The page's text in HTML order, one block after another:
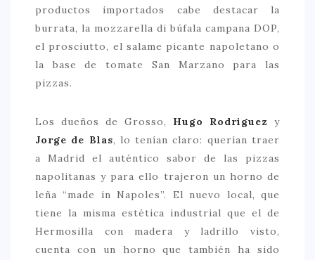
productos importados cabe destacar la
burrata, la mozzarella di búfala campana DOP,
el prosciutto, el salame picante napoletano o
la base de tomate San Marzano para las
pizzas.
Los dueños de Grosso, Hugo Rodriguez y
Jorge de Blas, lo tenían claro: querían traer
a Madrid el auténtico sabor de las pizzas
napolitanas y para ello trajeron un horno de
leña “made in Napoles”. El nuevo local, que
tiene la misma estética industrial que el de
Hermosilla con madera y ladrillo visto,
cuenta con un horno que también ha sido